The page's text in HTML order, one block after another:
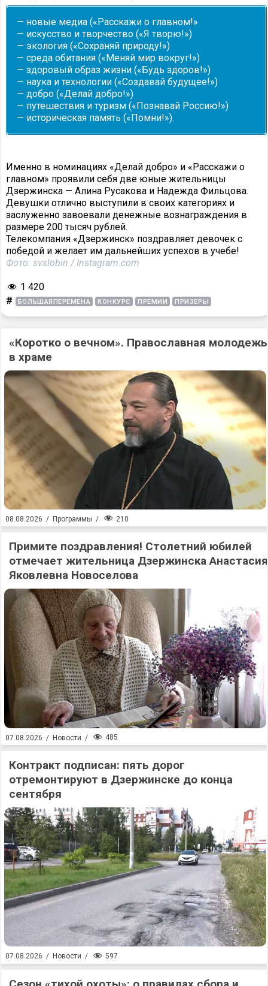
— новые медиа («Расскажи о главном!»
— искусство и творчество («Я творю!»)
— экология («Сохраняй природу!»)
— среда обитания («Меняй мир вокруг!»)
— здоровый образ жизни («Будь здоров!»)
— наука и технологии («Создавай будущее!»)
— добро («Делай добро!»)
— путешествия и туризм («Познавай Россию!»)
— историческая память («Помни!»).
Именно в номинациях «Делай добро» и «Расскажи о
главном» проявили себя две юные жительницы
Дзержинска — Алина Русакова и Надежда Фильцова.
Девушки отлично выступили в своих категориях и
заслуженно завоевали денежные вознаграждения в
размере 200 тысяч рублей.
Телекомпания «Дзержинск» поздравляет девочек с
победой и желает им дальнейших успехов в учебе!
Фото: svslobin / Instagram.com
1 420
# БОЛЬШАЯПЕРЕМЕНА КОНКУРС ПРЕМИИ ПРИЗЕРЫ
«Коротко о вечном». Православная молодежь
в храме
08.08.2026 / Программы / 210
Примите поздравления! Столетний юбилей
отмечает жительница Дзержинска Анастасия
Яковлевна Новоселова
07.08.2026 / Новости / 485
Контракт подписан: пять дорог
отремонтируют в Дзержинске до конца
сентября
07.08.2026 / Новости / 597